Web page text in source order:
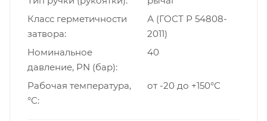
Класс герметичности
затвора
А (ГОСТ Р 54808-
2011)
Номинальное
давление, PN (бар)
40
Рабочая температура,
°С
от -20 до +150°С